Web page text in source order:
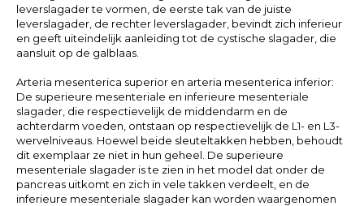
leverslagader te vormen, de eerste tak van de juiste
leverslagader, de rechter leverslagader, bevindt zich inferieur
en geeft uiteindelijk aanleiding tot de cystische slagader, die
aansluit op de galblaas.
Arteria mesenterica superior en arteria mesenterica inferior:
De superieure mesenteriale en inferieure mesenteriale
slagader, die respectievelijk de middendarm en de
achterdarm voeden, ontstaan ​​​​op respectievelijk de L1- en L3-
wervelniveaus. Hoewel beide sleuteltakken hebben, behoudt
dit exemplaar ze niet in hun geheel. De superieure
mesenteriale slagader is te zien in het model dat onder de
pancreas uitkomt en zich in vele takken verdeelt, en de
inferieure mesenteriale slagader kan worden waargenomen